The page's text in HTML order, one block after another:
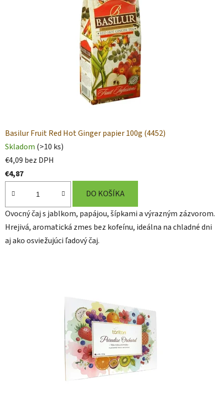
v
í
n
a
a
z
d
Basilur Fruit Red Hot Ginger papier 100g (4452)
Skladom (>10 ks)
€4,09 bez DPH
€4,87
DO KOŠÍKA
Ovocný čaj s jablkom, papájou, šípkami a výrazným zázvorom.
Hrejivá, aromatická zmes bez kofeínu, ideálna na chladné dni
aj ako osviežujúci ľadový čaj.